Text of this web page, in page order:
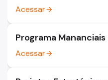
Acessararrow_forward
Programa Mananciais
Acessararrow_forward